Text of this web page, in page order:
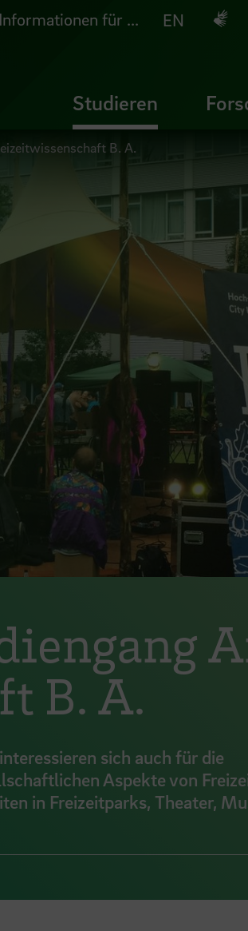
Informationen für ... EN
Studieren
B. A.
B. A.
sich auch für die
Aspekte von
in Freizeitparks, Theater,